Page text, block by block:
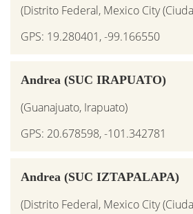
(Distrito Federal, Mexico City
GPS: 19.280401, -99.166550
Andrea (SUC IRAPUATO)
(Guanajuato, Irapuato)
GPS: 20.678598, -101.342781
Andrea (SUC IZTAPALAPA)
(Distrito Federal, Mexico City